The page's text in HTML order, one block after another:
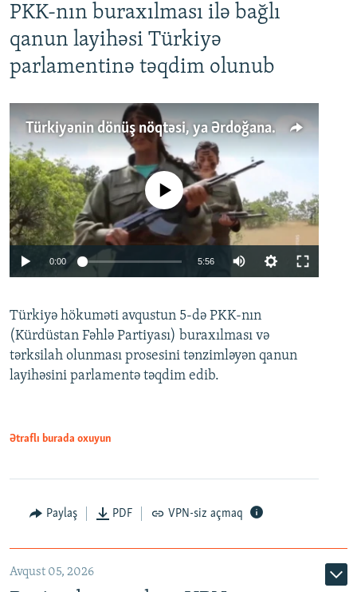
PKK-nın buraxılması ilə bağlı
qanun layihəsi Türkiyə
parlamentinə təqdim olunub
Türkiyənin dönüş nöqtəsi, ya Ərdoğana üçüncü şans: PKK ilə qəfil barışıq nə deməkdir?
Auto 240p 360p 480p
720p 1080p
No media source currently available
0:00 5:56
360p
480p
Türkiyə hökuməti avqustun 5-də PKK-nın
(Kürdüstan Fəhlə Partiyası) buraxılması və
tərksilah olunması prosesini tənzimləyən qanun
layihəsini parlamentə təqdim edib.
Ətraflı burada oxuyun
Paylaş PDF VPN-siz açmaq
Avqust 05, 2026